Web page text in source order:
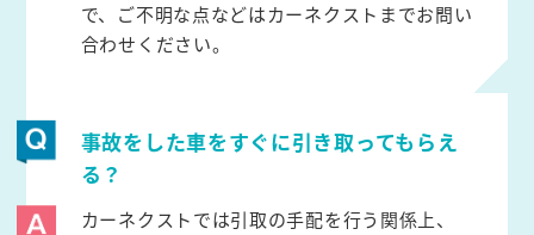
で、ご不明な点などはカーネクストまでお問い
合わせください。
事故をした車をすぐに引き取ってもらえ
る？
カーネクストでは引取の手配を行う関係上、